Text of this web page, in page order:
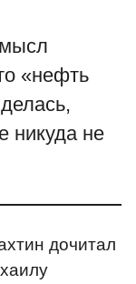
«нефть
никуда не
дочитал